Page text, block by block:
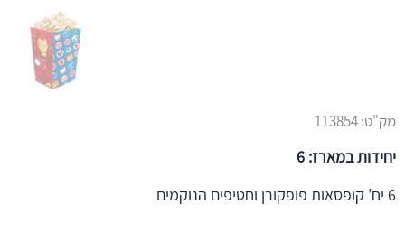
מק"ט:113854
יחידות במארז: 6
6 יח’ קופסאות פופקורן וחטיפים הנוקמים